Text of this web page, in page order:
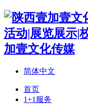
简体中文
首页
1+1服务